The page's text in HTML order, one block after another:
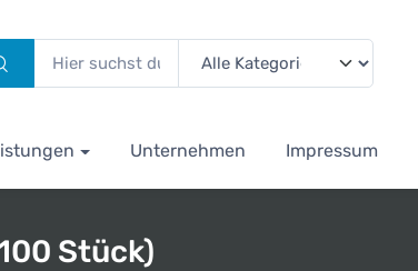
Unternehmen Impressum
Stück)